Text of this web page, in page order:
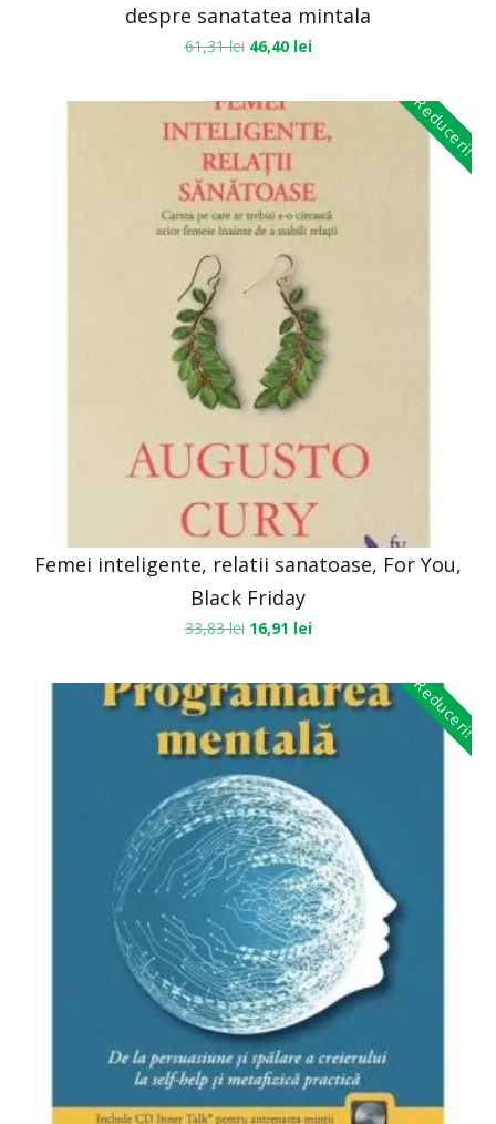
despre sanatatea mintala
61,31lei 46,40 lei
Reduceri!
Femei inteligente, relatii sanatoase, For You,
Black Friday
33,83lei 16,91 lei
Reduceri!